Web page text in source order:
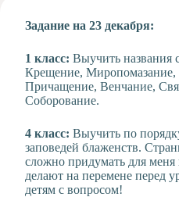
студия
Музыкальное
отделение
Психологическая
Служба
служба
Задание на 23 декабря:
1 класс: Выучить названия
Крещение, Миропомазание,
Причащение, Венчание,
Соборование.
4 класс: Выучить по
заповедей блаженств.
сложно придумать для меня
делают на перемене перед
детям с вопросом!